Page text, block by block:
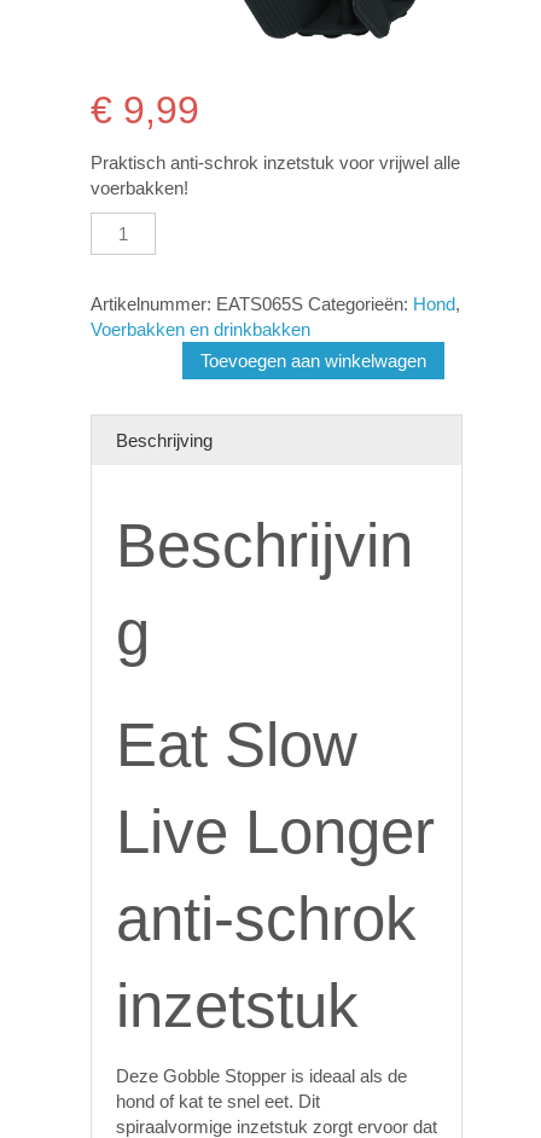
€ 9,99
Praktisch anti-schrok inzetstuk voor vrijwel alle
voerbakken!
Slow
Longer
Gobble
Artikelnummer: EATS065S Categorieën: Hond,
Voerbakken en drinkbakken
Toevoegen aan winkelwagen
Beschrijving
Beschrijvin
g
Eat Slow
Live Longer
anti-schrok
inzetstuk
Deze Gobble Stopper is ideaal als de
hond of kat te snel eet. Dit
spiraalvormige inzetstuk zorgt ervoor dat